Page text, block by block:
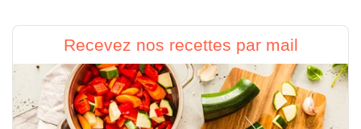
Recevez nos recettes par mail